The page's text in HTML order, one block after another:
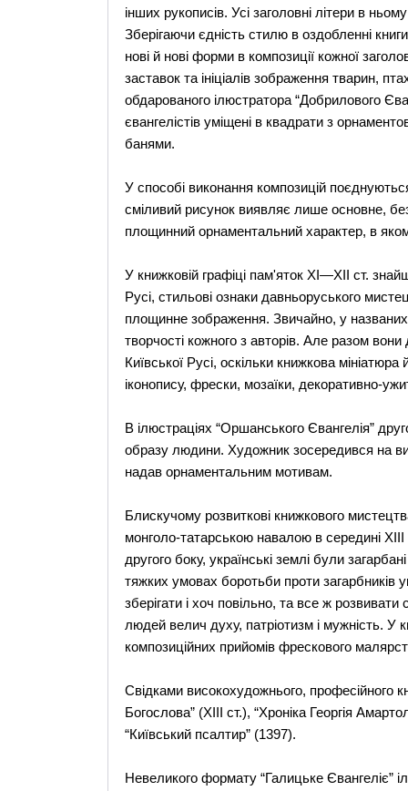
інших рукописів. Усі заголовні літери в
Зберігаючи єдність стилю в оздобленні
нові й нові форми в композиції кожної
заставок та ініціалів зображення тварин,
обдарованого ілюстратора “Добрилового
євангелістів уміщені в квадрати з
банями.
У способі виконання композицій
сміливий рисунок виявляє лише основне,
площинний орнаментальний характер, в
У книжковій графіці пам'яток XI—XII ст.
Русі, стильові ознаки давньоруського
площинне зображення. Звичайно, у названих
творчості кожного з авторів. Але разом
Київської Русі, оскільки книжкова
іконопису, фрески, мозаїки, декоративно-
В ілюстраціях “Оршанського Євангелія”
образу людини. Художник зосередився на
надав орнаментальним мотивам.
Блискучому розвиткові книжкового
монголо-татарською навалою в середині
другого боку, українські землі були
тяжких умовах боротьби проти загарбників
зберігати і хоч повільно, та все ж
людей велич духу, патріотизм і мужність. У
композиційних прийомів фрескового
Свідками високохудожнього, професійного
Богослова” (XIII ст.), “Хроніка Георгія
“Київський псалтир” (1397).
Невеликого формату “Галицьке Євангеліє”